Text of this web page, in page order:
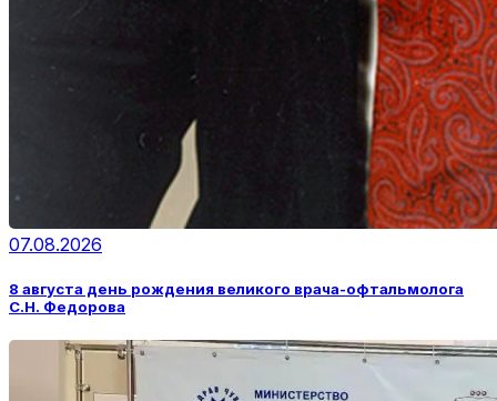
07.08.2026
8 августа день рождения великого врача-офтальмолога
С.Н. Федорова